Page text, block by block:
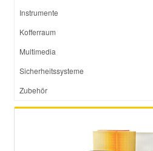
Instrumente
Kofferraum
Multimedia
Sicherheitssysteme
Zubehör